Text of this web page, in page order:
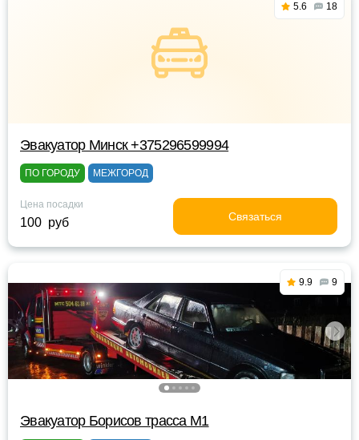
5.6 18
Эвакуатор Минск +375296599994
ПО ГОРОДУ МЕЖГОРОД
Цена посадки
100 руб Связаться
9.9 9
Эвакуатор Борисов трасса М1